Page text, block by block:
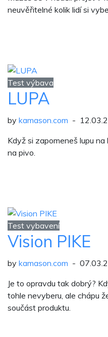
neuvěřitelné kolik lidí si
Test výbava
LUPA
by kamason.com -
Když si zapomeneš lupu
na pivo.
Test vybavení
Vision PIKE
by kamason.com -
Je to opravdu tak dobrý?
tohle nevyberu, ale chápu
součást produktu.